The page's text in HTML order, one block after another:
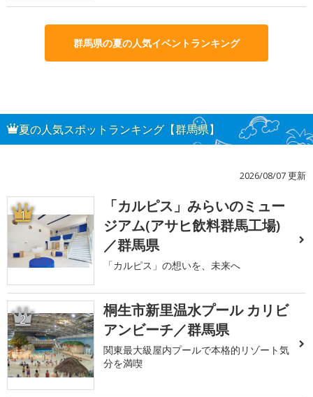
群馬県の夏の人気イベントランキング
夏の人気スポットランキング【群馬県】
2026/08/07 更新
1
「カルピス」みらいのミュー
ジアム(アサヒ飲料群馬工場)
／群馬県
「カルピス」の想いを、未来へ
2
桐生市新里温水プール カリビ
アンビーチ／群馬県
関東最大級屋内プールで本格的リゾート気
分を満喫